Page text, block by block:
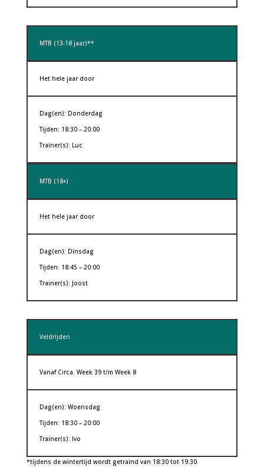
MTB (13-18 jaar)**
Het hele jaar door
Dag(en): Donderdag
Tijden: 18:30 – 20:00
Trainer(s): Luc
MTB (18+)
Het hele jaar door
Dag(en): Dinsdag
Tijden: 18:45 – 20:00
Trainer(s): Joost
Veldrijden
Vanaf Circa. Week 39 t/m Week 8
Dag(en): Woensdag
Tijden: 18:30 – 20:00
Trainer(s): Ivo
*tijdens de wintertijd wordt getraind van 18:30 tot 19:30.